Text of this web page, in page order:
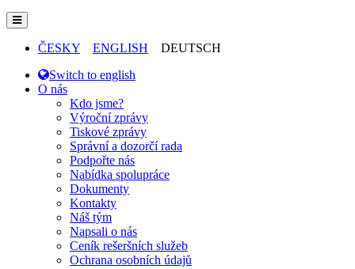
ČESKY ENGLISH
DEUTSCH
Switch to english
O nás
Kdo jsme?
Výroční zprávy
Tiskové zprávy
Správní a dozorčí rada
Podpořte nás
Nabídka spolupráce
Dokumenty
Kontakty
Náš tým
Napsali o nás
Ceník rešeršních služeb
Ochrana osobních údajů